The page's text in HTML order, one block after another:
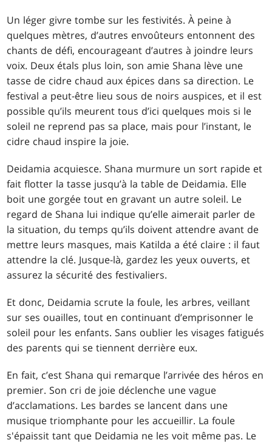
Un léger givre tombe sur les festivités. À peine à
quelques mètres, d’autres envoûteurs entonnent des
chants de défi, encourageant d’autres à joindre leurs
voix. Deux étals plus loin, son amie Shana lève une
tasse de cidre chaud aux épices dans sa direction. Le
festival a peut-être lieu sous de noirs auspices, et il est
possible qu’ils meurent tous d’ici quelques mois si le
soleil ne reprend pas sa place, mais pour l’instant, le
cidre chaud inspire la joie.
Deidamia acquiesce. Shana murmure un sort rapide et
fait flotter la tasse jusqu’à la table de Deidamia. Elle
boit une gorgée tout en gravant un autre soleil. Le
regard de Shana lui indique qu’elle aimerait parler de
la situation, du temps qu’ils doivent attendre avant de
mettre leurs masques, mais Katilda a été claire : il faut
attendre la clé. Jusque-là, gardez les yeux ouverts, et
assurez la sécurité des festivaliers.
Et donc, Deidamia scrute la foule, les arbres, veillant
sur ses ouailles, tout en continuant d’emprisonner le
soleil pour les enfants. Sans oublier les visages fatigués
des parents qui se tiennent derrière eux.
En fait, c’est Shana qui remarque l’arrivée des héros en
premier. Son cri de joie déclenche une vague
d’acclamations. Les bardes se lancent dans une
musique triomphante pour les accueillir. La foule
s'épaissit tant que Deidamia ne les voit même pas. Le